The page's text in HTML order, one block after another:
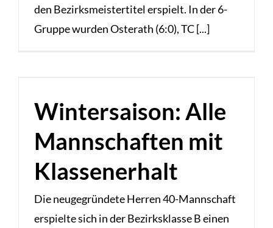
den Bezirksmeistertitel erspielt. In der 6-
Gruppe wurden Osterath (6:0), TC [...]
Wintersaison: Alle
Mannschaften mit
Klassenerhalt
Die neugegründete Herren 40-Mannschaft
erspielte sich in der Bezirksklasse B einen